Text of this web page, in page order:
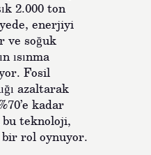
2.000 ton
enerjiyi
ve soğuk
ısınma
Fosil
azaltarak
kadar
teknoloji,
rol oynuyor.